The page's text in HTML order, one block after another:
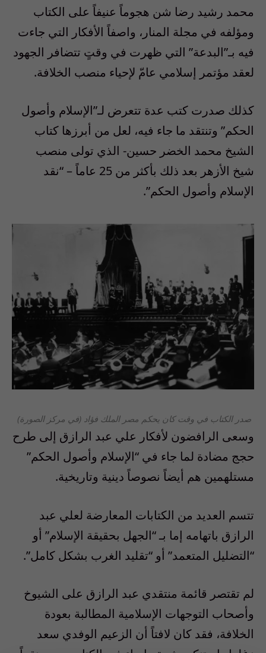
محمد رشيد رضا شن هجوماً عنيفاً على الكتاب
ومؤلفه في مجلة المنار، واصفاً الأفكار التي جاءت
فيه بـ”البدعة” التي ظهرت في وقتٍ تتضافر الجهود
لعقد مؤتمر إسلامي عامّ لإحياء منصب الخلافة.
كذلك صدرت كتب عدة تتعرض لـ”الإسلام وأصول
الحكم” وتنتقد ما جاء فيه، لعل من أبرزها كتاب
الشيخ محمد الخضر حسين- الذي تولى منصب
شيخ الأزهر بعد ذلك بأكثر من 25 عاماً – “نقد
الإسلام وأصول الحكم”.
صدر الكتاب في وقت كان يحكم مصر الملك فؤاد (في مركز الصورة)
وسعى الرافضون لأفكار علي عبد الرازق إلى طرح
حجج مضادة لما جاء في “الإسلام وأصول الحكم”
مستلهمين هم أيضاً نصوصاً دينية وتاريخية.
تتسم العديد من الكتابات المعارضة لعلي عبد
الرازق باتهامه إما بـ “الجهل بحقيقة الإسلام” أو
“التضليل المتعمد” أو “تقليد الغرب بشكل كامل”.
لم تقتصر قائمة منتقدي عبد الرازق على الشيوخ
وأصحاب التوجهات الإسلامية المطالبة بعودة
الخلافة، فقد كان لافتاً أن الزعيم الوفدي سعد